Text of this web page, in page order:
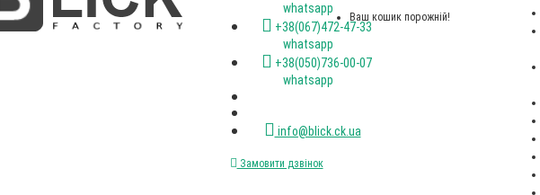
whatsapp
+38(067)472-47-33
whatsapp
+38(050)736-00-07
whatsapp
info@blick.ck.ua
Замовити дзвінок
Ваш кошик порожній!